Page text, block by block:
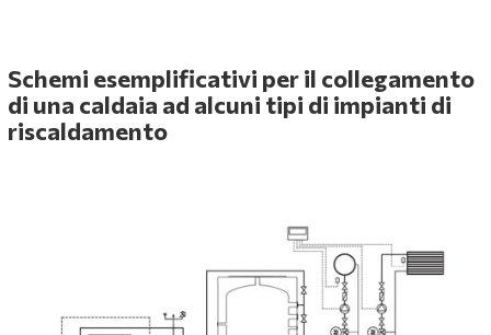
Schemi esemplificativi per il collegamento
di una caldaia ad alcuni tipi di impianti di
riscaldamento